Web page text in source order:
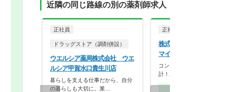
近隣の同じ路線の別の薬剤師求人
正社員
ドラッグストア（調剤併設）
ウエルシア薬局株式会社 ウエ
ルシア甲賀水口貴生川店
暮らしを支える仕事だから、自分
の暮らしも大切に。業…
正社員
株式会社ユニスマイル
マイル薬局 あやの店
コンプライアンス重視の店舗
計！上場企業母体で研修…